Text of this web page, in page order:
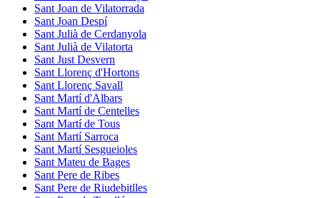
Sant Joan de Vilatorrada
Sant Joan Despí
Sant Julià de Cerdanyola
Sant Julià de Vilatorta
Sant Just Desvern
Sant Llorenç d'Hortons
Sant Llorenç Savall
Sant Martí d'Albars
Sant Martí de Centelles
Sant Martí de Tous
Sant Martí Sarroca
Sant Martí Sesgueioles
Sant Mateu de Bages
Sant Pere de Ribes
Sant Pere de Riudebitlles